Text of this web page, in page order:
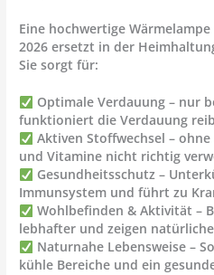
Eine hochwertige
2026 ersetzt in der
Sie sorgt für:
Optimale Verdauung– nur
funktioniert die Verdauung
Aktiven Stoffwechsel –
und Vitamine nicht richtig
Gesundheitsschutz–
Immunsystem und führt zu
Wohlbefinden & Aktivität –
lebhafter und zeigen
Naturnahe Lebensweise–
kühle Bereiche und ein